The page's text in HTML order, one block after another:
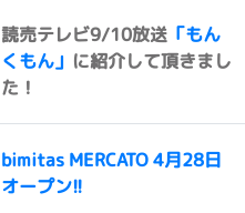
読売テレビ9/10放送 「もん
くもん」 に紹介して頂きまし
た！
bimitas MERCATO 4月28日
オープン!!